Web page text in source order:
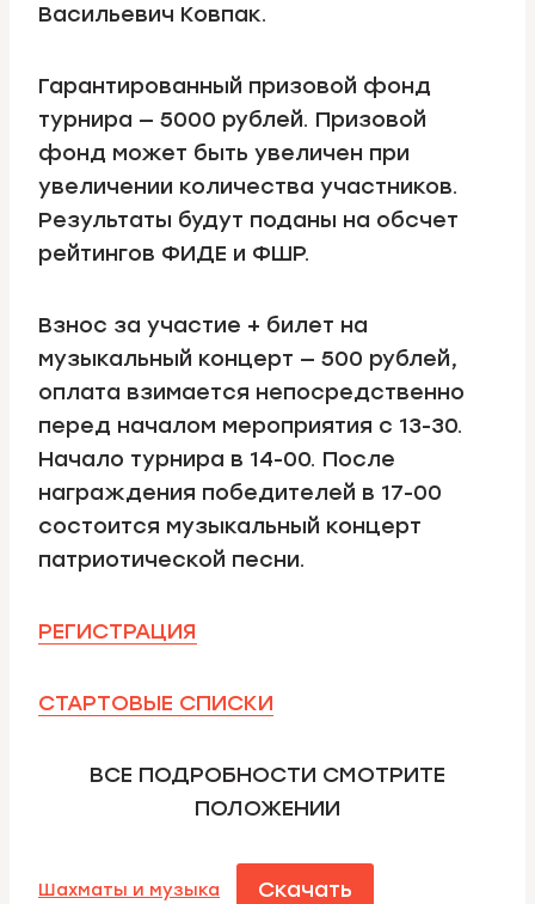
Васильевич Ковпак.
Гарантированный призовой фонд
турнира — 5000 рублей. Призовой
фонд может быть увеличен при
увеличении количества участников.
Результаты будут поданы на обсчет
рейтингов ФИДЕ и ФШР.
Взнос за участие + билет на
музыкальный концерт — 500 рублей,
оплата взимается непосредственно
перед началом мероприятия с 13-30.
Начало турнира в 14-00. После
награждения победителей в 17-00
состоится музыкальный концерт
патриотической песни.
РЕГИСТРАЦИЯ
СТАРТОВЫЕ СПИСКИ
ВСЕ ПОДРОБНОСТИ СМОТРИТЕ
ПОЛОЖЕНИИ
Шахматы и музыка Скачать